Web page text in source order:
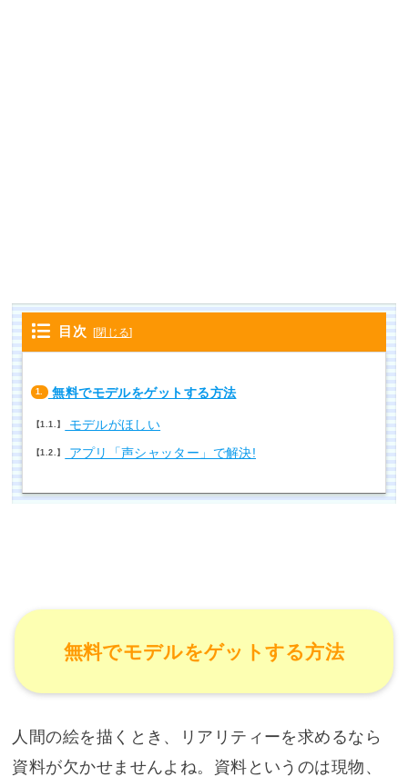
目次 [閉じる]
1. 無料でモデルをゲットする方法
1.1. モデルがほしい
1.2. アプリ「声シャッター」で解決!
無料でモデルをゲットする方法
人間の絵を描くとき、リアリティーを求めるなら
資料が欠かせませんよね。資料というのは現物、